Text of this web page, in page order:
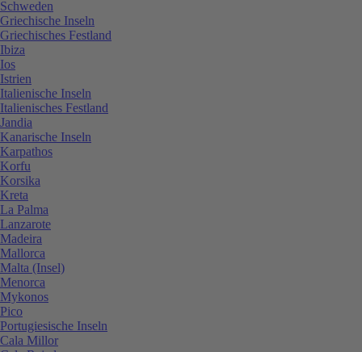
Schweden
Griechische Inseln
Griechisches Festland
Ibiza
Ios
Istrien
Italienische Inseln
Italienisches Festland
Jandia
Kanarische Inseln
Karpathos
Korfu
Korsika
Kreta
La Palma
Lanzarote
Madeira
Mallorca
Malta (Insel)
Menorca
Mykonos
Pico
Portugiesische Inseln
Cala Millor